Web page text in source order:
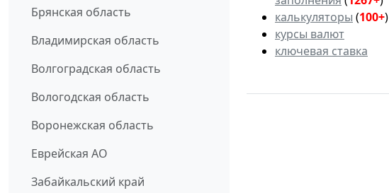
Брянская область
Владимирская область
Волгоградская область
Вологодская область
Воронежская область
Еврейская АО
Забайкальский край
калькуляторы (100+)
курсы валют
ключевая ставка